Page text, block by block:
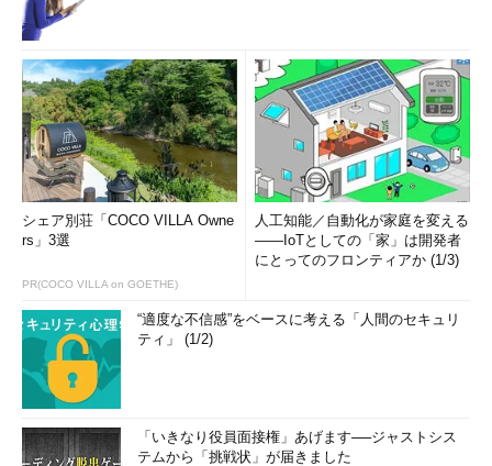
シェア別荘「COCO VILLA Owne
rs」3選
PR(COCO VILLA on GOETHE)
人工知能／自動化が家庭を変える
――IoTとしての「家」は開発者
にとってのフロンティアか (1/3)
“適度な不信感”をベースに考える「人間のセキュリ
ティ」 (1/2)
「いきなり役員面接権」あげます──ジャストシス
テムから「挑戦状」が届きました